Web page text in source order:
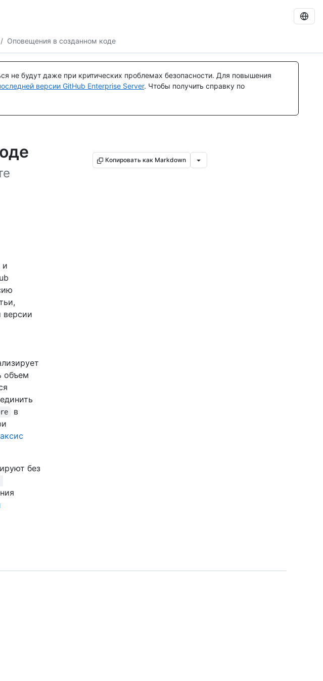
/ Оповещения в созданном коде
не будут даже при критических проблемах безопасности. Для повышения
версии GitHub Enterprise Server. Чтобы получить справку по
Копировать как Markdown
и
версии
объем
в
без